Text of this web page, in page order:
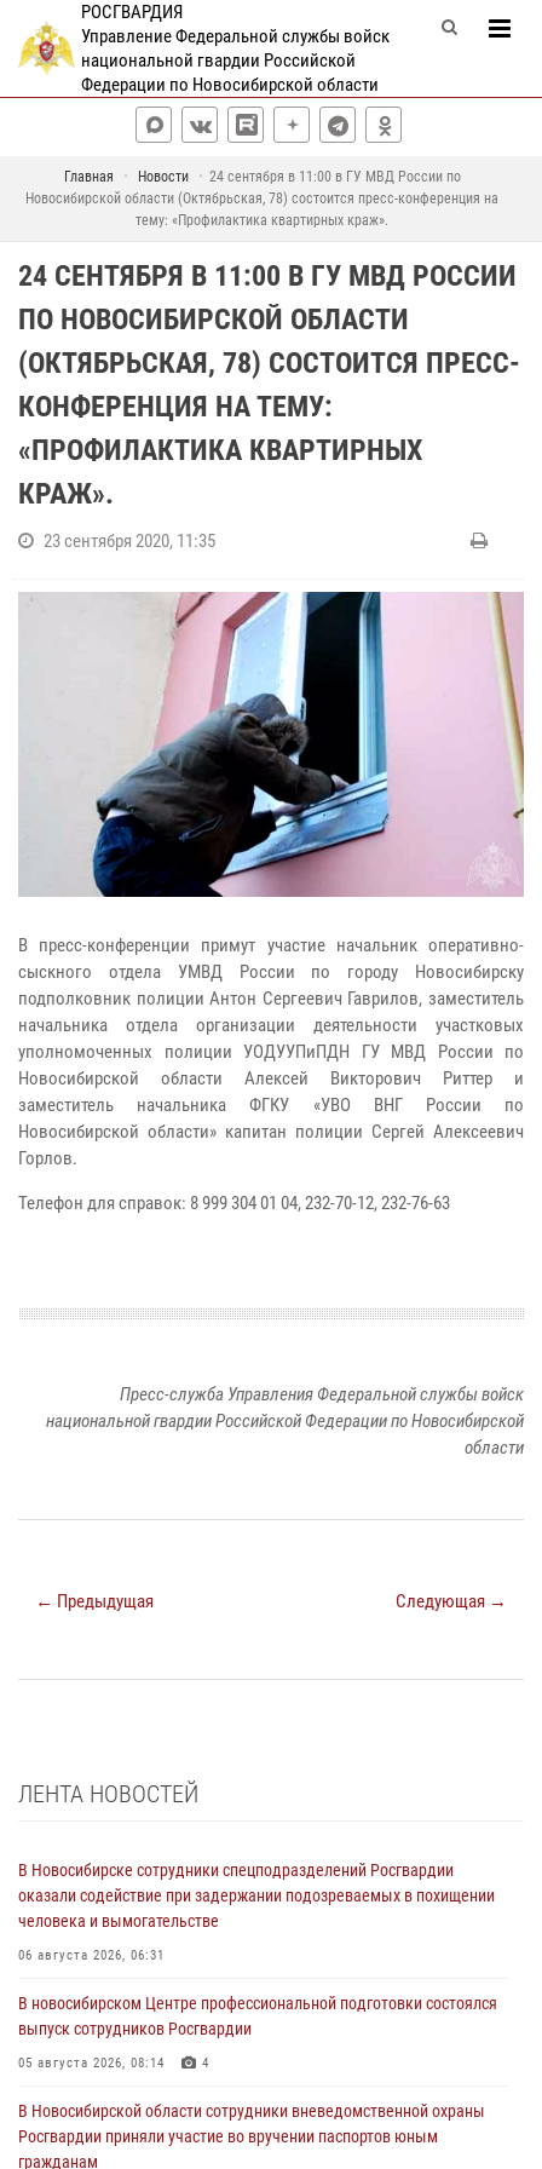
РОСГВАРДИЯ
Управление Федеральной службы войск
национальной гвардии Российской
Федерации по Новосибирской области
Главная Новости
24 сентября в 11:00 в ГУ МВД России по
Новосибирской области (Октябрьская, 78) состоится пресс-конференция на
тему: «Профилактика квартирных краж».
24 СЕНТЯБРЯ В 11:00 В ГУ МВД РОССИИ
ПО НОВОСИБИРСКОЙ ОБЛАСТИ
(ОКТЯБРЬСКАЯ, 78) СОСТОИТСЯ ПРЕСС-
КОНФЕРЕНЦИЯ НА ТЕМУ:
«ПРОФИЛАКТИКА КВАРТИРНЫХ
КРАЖ».
23 сентября 2020, 11:35
В пресс-конференции примут участие начальник оперативно-
сыскного отдела УМВД России по городу Новосибирску
подполковник полиции Антон Сергеевич Гаврилов, заместитель
начальника отдела организации деятельности участковых
уполномоченных полиции УОДУУПиПДН ГУ МВД России по
Новосибирской области Алексей Викторович Риттер и
заместитель начальника ФГКУ «УВО ВНГ России по
Новосибирской области» капитан полиции Сергей Алексеевич
Горлов.
Телефон для справок: 8 999 304 01 04, 232-70-12, 232-76-63
Пресс-служба Управления Федеральной службы войск
национальной гвардии Российской Федерации по Новосибирской
области
← Предыдущая Следующая →
ЛЕНТА НОВОСТЕЙ
В Новосибирске сотрудники спецподразделений Росгвардии
оказали содействие при задержании подозреваемых в похищении
человека и вымогательстве
06 августа 2026, 06:31
В новосибирском Центре профессиональной подготовки состоялся
выпуск сотрудников Росгвардии
05 августа 2026, 08:14 4
В Новосибирской области сотрудники вневедомственной охраны
Росгвардии приняли участие во вручении паспортов юным
гражданам